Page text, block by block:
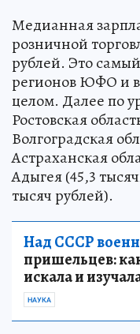
Медианная
розничной
рублей. Это
регионов ЮФО и
целом. Далее по
Ростовская
Волгоградская
Астраханская
Адыгея (45,3
тысяч рублей).
Над СССР
пришельцев:
искала и
НАУКА